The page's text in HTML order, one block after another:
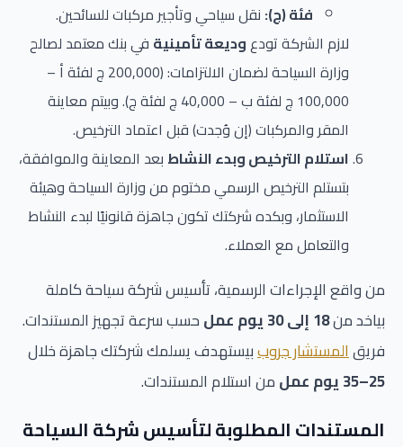
فئة (ج): نقل سياحي وتأجير مركبات للسائحين.
لازم الشركة تودعوديعة تأمينية في بنك معتمد لصالح
وزارة السياحة لضمان الالتزامات: (200,000 ج لفئة أ –
100,000 ج لفئة ب – 40,000 ج لفئة ج). وبيتم معاينة
المقر والمركبات (إن وُجدت) قبل اعتماد الترخيص.
استلام الترخيص وبدء النشاط بعد المعاينة والموافقة،
بتستلم الترخيص الرسمي مختوم من وزارة السياحة وهيئة
الاستثمار، وبكده شركتك تكون جاهزة قانونيًا لبدء النشاط
والتعامل مع العملاء.
من واقع الإجراءات الرسمية، تأسيس شركة سياحة كاملة
بياخد من18 إلى 30 يوم عمل
حسب سرعة تجهيز المستندات.
فريقالمستشار جروببيستهدف يسلمك شركتك جاهزة خلال
25–35 يوم عمل
من استلام المستندات.
المستندات المطلوبة لتأسيس شركة السياحة